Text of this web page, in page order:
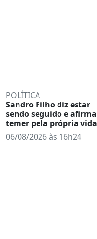
POLÍTICA
Sandro Filho diz estar
sendo seguido e afirma
temer pela própria vida
06/08/2026 às 16h24